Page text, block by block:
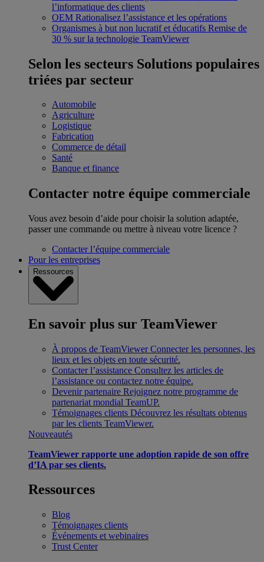
l’informatique des clients
OEM Rationalisez l’assistance et les opérations
Organismes à but non lucratif et éducatifs Remise de
30 % sur la technologie TeamViewer
Selon les secteurs Solutions populaires
triées par secteur
Automobile
Agriculture
Logistique
Fabrication
Commerce de détail
Santé
Banque et finance
Contacter notre équipe commerciale
Vous avez besoin d’aide pour choisir la solution adaptée,
passer une commande ou mettre à niveau votre licence ?
Contacter l’équipe commerciale
Pour les entreprises
Ressources
En savoir plus sur TeamViewer
À propos de TeamViewer Connecter les personnes, les
lieux et les objets en toute sécurité.
Contacter l’assistance Consultez les articles de
l’assistance ou contactez notre équipe.
Devenir partenaire Rejoignez notre programme de
partenariat mondial TeamUP.
Témoignages clients Découvrez les résultats obtenus
par les clients TeamViewer.
Nouveautés
TeamViewer rapporte une adoption rapide de son offre
d’IA par ses clients.
Ressources
Blog
Témoignages clients
Événements et webinaires
Trust Center